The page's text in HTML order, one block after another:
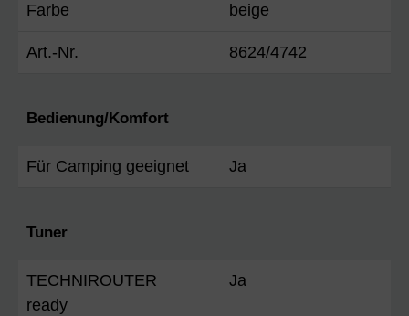
Farbe beige
Art.-Nr. 8624/4742
Bedienung/Komfort
Für Camping geeignet Ja
Tuner
TECHNIROUTER
ready
Ja